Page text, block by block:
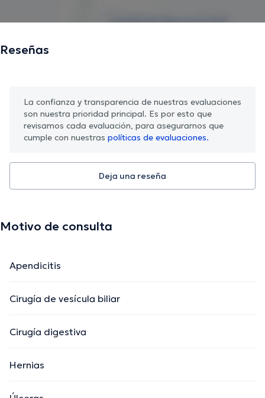
Reseñas
La confianza y transparencia de nuestras evaluaciones
son nuestra prioridad principal. Es por esto que
revisamos cada evaluación, para asegurarnos que
cumple con nuestras políticas de evaluaciones.
Deja una reseña
Motivo de consulta
Apendicitis
Cirugía de vesícula biliar
Cirugía digestiva
Hernias